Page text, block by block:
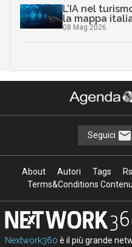
L’IA nel
la mappa
08 Mag 2026
Seguici
About Autori Tags
Terms&Conditions
Nextwork360 è il più grande